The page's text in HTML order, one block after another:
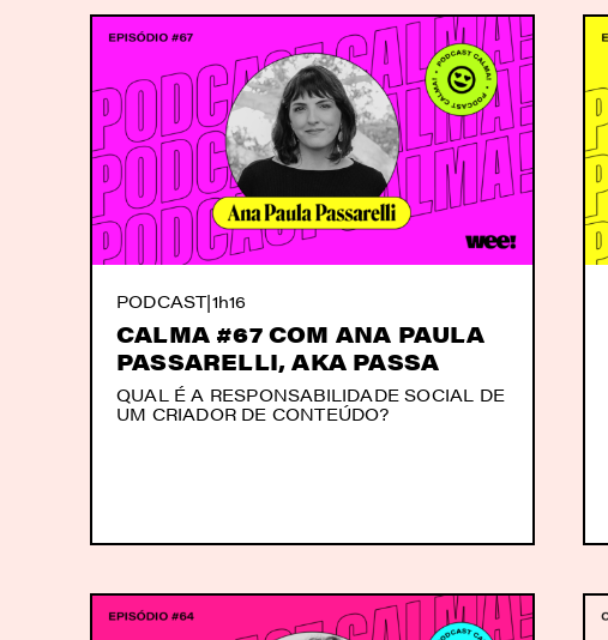
PODCAST|1h16
CALMA #67 COM ANA PAULA
PASSARELLI, AKA PASSA
QUAL É A RESPONSABILIDADE SOCIAL DE
UM CRIADOR DE CONTEÚDO?